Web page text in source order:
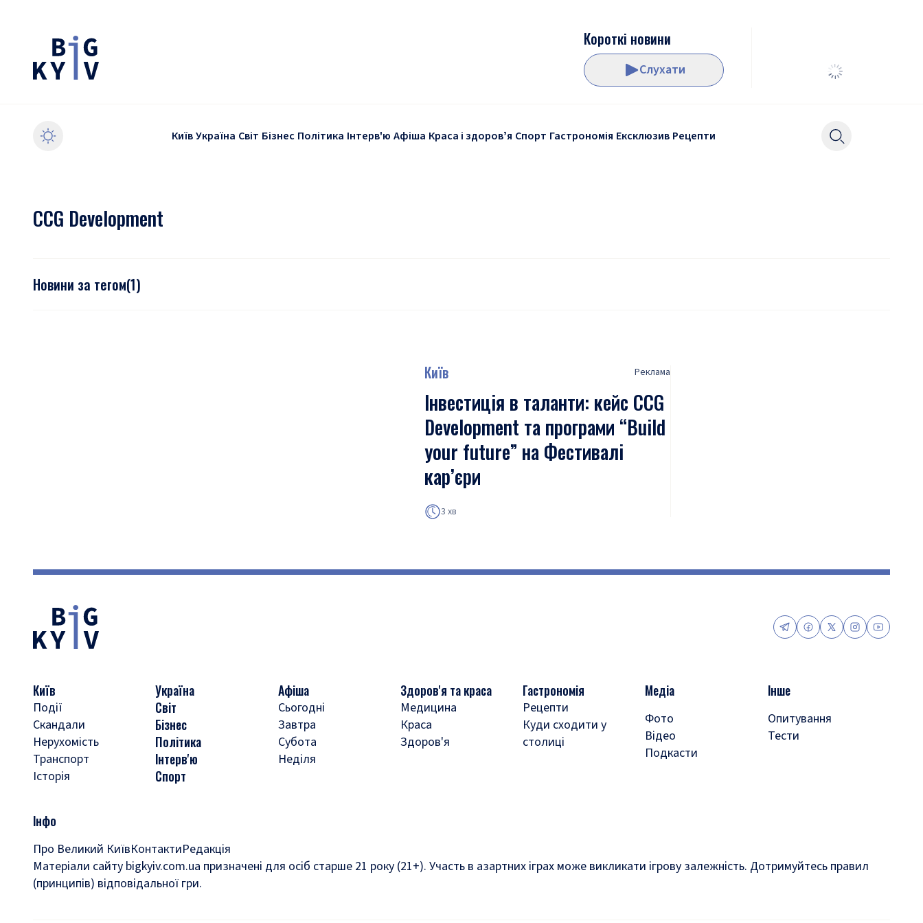
Короткі новини
Слухати
КиївУкраїна Світ Бізнес Політика Інтерв'ю Афіша Краса і здоровʼя Спорт Гастрономія Ексклюзив Рецепти
CCG Development
Новини за тегом(1)
Київ Реклама
Інвестиція в таланти: кейс CCG
Development та програми “Build
your future” на Фестивалі
кар’єри
3 хв
Київ
Події
Скандали
Нерухомість
Транспорт
Історія
Україна
Світ
Бізнес
Політика
Інтерв'ю
Спорт
Афіша
Сьогодні
Завтра
Субота
Неділя
Здоров'я та краса
Медицина
Краса
Здоров'я
Гастрономія
Рецепти
Куди сходити у
столиці
Медіа
Фото
Відео
Подкасти
Інше
Опитування
Тести
Інфо
Про Великий КиївКонтактиРедакція
Матеріали сайту bigkyiv.com.ua призначені для осіб старше 21 року (21+). Участь в азартних іграх може викликати ігрову залежність. Дотримуйтесь правил
(принципів) відповідальної гри.